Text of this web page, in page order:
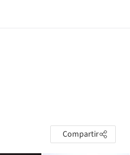
Compartir